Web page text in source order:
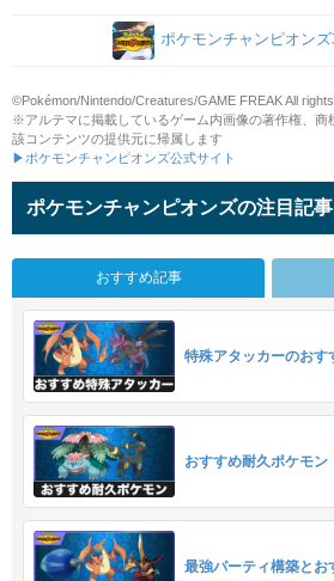
ポケモンチャンピオン
©Pokémon/Nintendo/Creatures/GAME FREAK All
※アルテマに掲載しているゲーム内画像の著作権、商
該コンテンツの提供元に帰属します
▶ポケモンチャンピオンズ公式サイト
ポケモンチャンピオンズの注目記事
おすすめ記事
特殊アタッカーのおす
おすすめ耐久ポケモン
最強パーティ構築とお